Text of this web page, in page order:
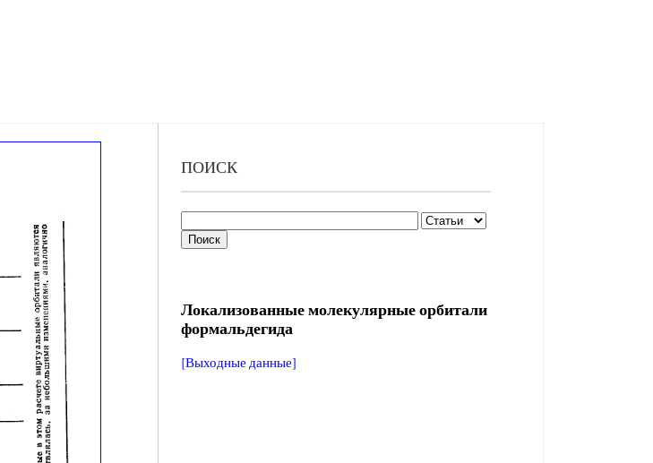
ПОИСК
Локализованные молекулярные орбитали
формальдегида
[Выходные данные]